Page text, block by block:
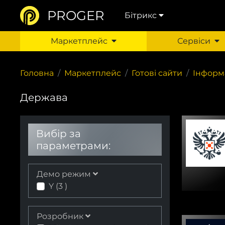
PROGER Бітрикс
Маркетплейс Сервіси
Головна Маркетплейс Готові сайти
Держава
Вибір за
параметрами:
Демо режим
Y (3 )
Розробник